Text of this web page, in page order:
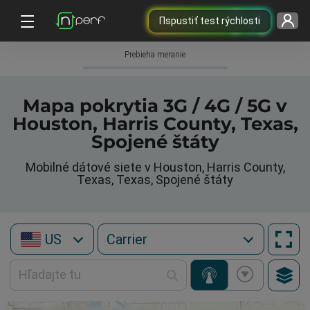
Пspustiť test rýchlosti
Prebieha meranie
Mapa pokrytia 3G / 4G / 5G v
Houston, Harris County, Texas,
Spojené štáty
Mobilné dátové siete v Houston, Harris County,
Texas, Texas, Spojené štáty
US